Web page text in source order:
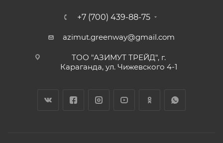
+7 (700) 439-88-75
azimut.greenway@gmail.com
ТОО "АЗИМУТ ТРЕЙД", г.
Караганда, ул. Чижевского 4-1